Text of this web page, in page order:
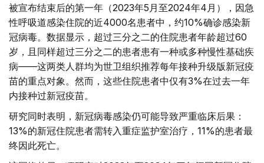
被宣布结束后的第一年（2023年5月至2024年4月），因急
性呼吸道感染住院的近4000名患者中，约10%确诊感染新
冠病毒。数据显示，超过三分之二的住院患者年龄超过60
岁，且同样超过三分之二的患者患有一种或多种慢性基础疾
病——这两类人群均为世卫组织推荐每年接种升级版新冠疫
苗的重点对象。然而，这些住院患者中仅有3%在过去一年
内接种过新冠疫苗。
研究同时表明，新冠病毒感染仍可能导致严重临床后果：
13%的新冠住院患者需转入重症监护室治疗，11%的患者最
终因此死亡。